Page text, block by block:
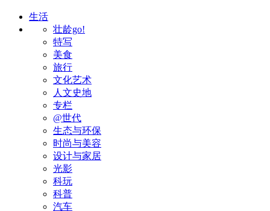
生活
壮龄go!
特写
美食
旅行
文化艺术
人文史地
专栏
@世代
生态与环保
时尚与美容
设计与家居
光影
科玩
科普
汽车